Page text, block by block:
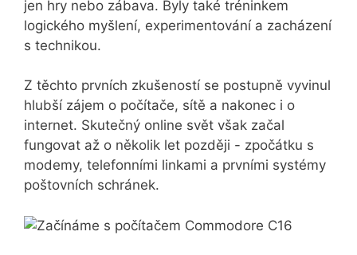
jen hry nebo zábava. Byly také tréninkem
logického myšlení, experimentování a zacházení
s technikou.
Z těchto prvních zkušeností se postupně vyvinul
hlubší zájem o počítače, sítě a nakonec i o
internet. Skutečný online svět však začal
fungovat až o několik let později - zpočátku s
modemy, telefonními linkami a prvními systémy
poštovních schránek.